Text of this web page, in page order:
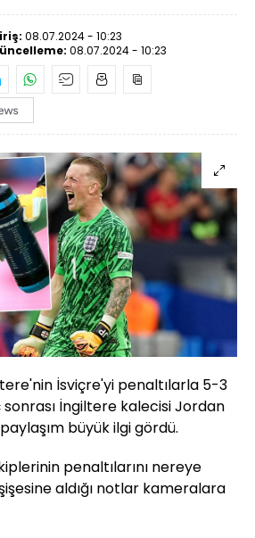
08.07.2024 - 10:23
08.07.2024 - 10:23
İsviçre'yi penaltılarla 5-3
İngiltere kalecisi Jordan
büyük ilgi gördü.
penaltılarını nereye
aldığı notlar kameralara